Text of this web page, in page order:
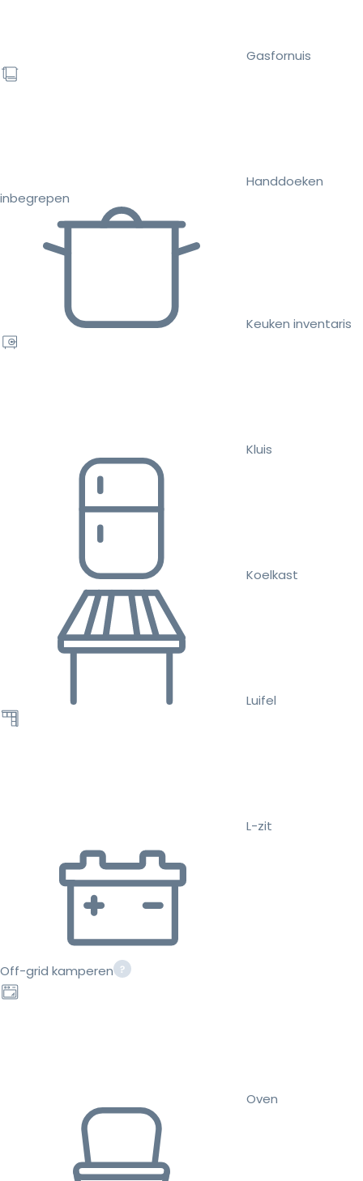
Gasfornuis
Handdoeken
inbegrepen
Keuken inventaris
Kluis
Koelkast
Luifel
L-zit
Off-grid kamperen
Oven